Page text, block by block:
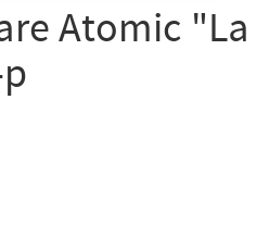
Atomic "La